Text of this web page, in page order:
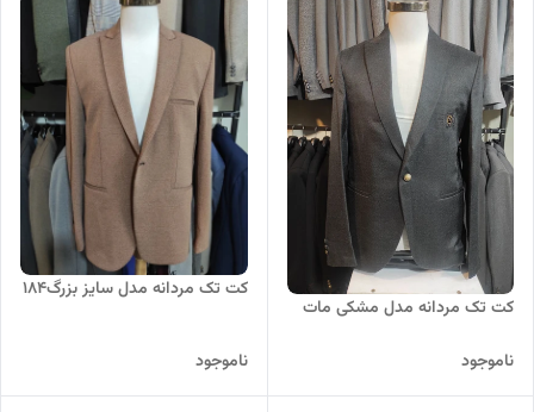
کت تک مردانه مدل مشکی مات
ناموجود
کت تک مردانه مدل سایز بزرگ184
ناموجود